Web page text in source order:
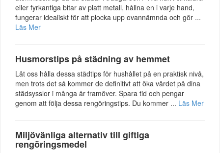
eller fyrkantiga bitar av platt metall, hållna en i varje hand,
fungerar idealiskt för att plocka upp ovannämnda och gör ...
Läs Mer
Husmorstips på städning av hemmet
Låt oss hålla dessa städtips för hushållet på en praktisk nivå,
men trots det så kommer de definitivt att öka värdet på dina
städsysslor i många år framöver. Spara tid och pengar
genom att följa dessa rengöringstips. Du kommer ... Läs Mer
Miljövänliga alternativ till giftiga
rengöringsmedel